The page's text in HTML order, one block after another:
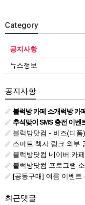
Category
공지사항
뉴스정보
공지사항
블럭방 카페 소개럭방 카
추석맞이 SMS 충전 이벤
블럭방닷컴 - 비즈(디폼
스마트 책자 링크 외부
블럭방닷컴 네이버 카
블럭방닷컴 프로그램
[공동구매] 여름 이벤트
최근댓글